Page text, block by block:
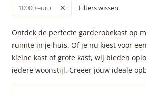
10000 euro Filters wissen
Ontdek de perfecte garderobekast op
ruimte in je huis. Of je nu kiest voor
kleine kast of grote kast, wij bieden
iedere woonstijl. Creëer jouw ideale